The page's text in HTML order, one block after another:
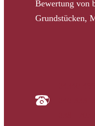
Bewertung von
Grundstücken,